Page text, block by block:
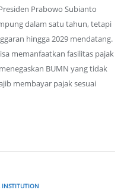
Prabowo Subianto
dalam satu tahun, tetapi
hingga 2029 mendatang.
memanfaatkan fasilitas pajak
BUMN yang tidak
membayar pajak sesuai
INSTITUTION